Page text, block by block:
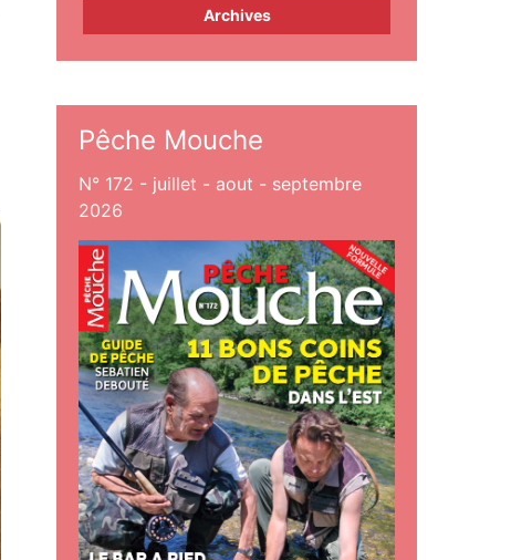
Archives
Pêche Mouche
N° 172 - juillet - aout - septembre
2026